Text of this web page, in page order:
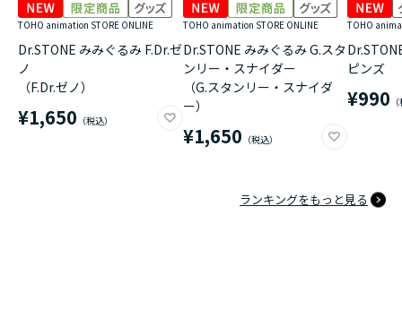
TOHO animation STORE ONLINE
Dr.STONE みみぐるみ F.Dr.ゼ
ノ
（F.Dr.ゼノ）
¥1,650
TOHO animation STORE ONLINE
Dr.STONE みみぐるみ G.スタ
ンリー・スナイダー
（G.スタンリー・スナイダ
ー）
¥1,650
TOHO
ピンズ
¥990
ランキングをもっと見る